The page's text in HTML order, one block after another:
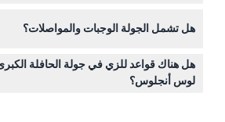
من استخدام تذكرتك في التاريخ والوقت
هل تشمل الجولة الوجبات والمواصلات؟
الوجبات والمشروبات وخدمة التوصيل من
والمصاريف الشخصية الأخرى غير مشمولة
هل هناك قواعد للزي في جولة الحافلة
لوس أنجلوس؟